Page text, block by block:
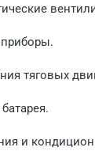
тяговых
и